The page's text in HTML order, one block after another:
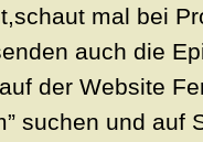
mal bei
auch die
der Website
suchen und auf